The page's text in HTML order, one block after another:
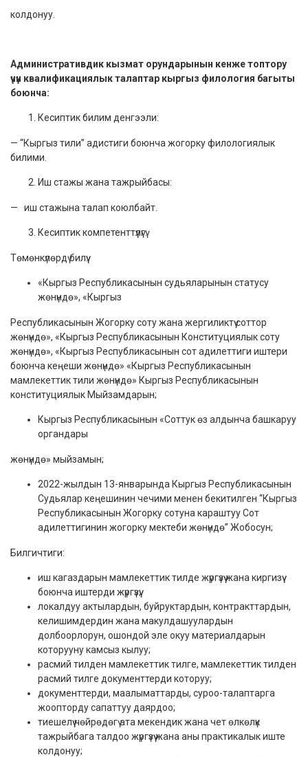
колдонуу.
Административдик кызмат орундарынын кенже топтору
үчүн квалификациялык талаптар кыргыз филология багыты
боюнча:
Кесиптик билим денгээли:
— “Кыргыз тили” адистиги боюнча жогорку филологиялык
билими.
Иш стажы жана тажрыйбасы:
— иш стажына талап коюлбайт.
Кесиптик компетенттүүлүгү:
Төмөнкүлөрдү билүү:
«Кыргыз Республикасынын судьяларынын статусу
жөнүндө», «Кыргыз
Республикасынын Жогорку соту жана жергиликтүү соттор
жөнүндө», «Кыргыз Республикасынын Конституциялык соту
жөнүндө», «Кыргыз Республикасынын сот адилеттиги иштери
боюнча кеңеши жөнүндө» «Кыргыз Республикасынын
мамлекеттик тили жөнүндө» Кыргыз Республикасынын
конституциялык Мыйзамдарын;
Кыргыз Республикасынын «Соттук өз алдынча башкаруу
органдары
жөнүндө» мыйзамын;
2022-жылдын 13-январында Кыргыз Республикасынын
Судьялар кеңешинин чечими менен бекитилген “Кыргыз
Республикасынын Жогорку сотуна караштуу Сот
адилеттигинин жогорку мектеби жөнүндө” Жобосун;
Билгичтиги:
иш кагаздарын мамлекеттик тилде жүргүзүү жана киргизүү
боюнча иштерди жүргүзүү;
локалдуу актылардын, буйруктардын, контракттардын,
келишимдердин жана макулдашуулардын
долбоорлорун, ошондой эле окуу материалдарын
которууну камсыз кылуу;
расмий тилден мамлекеттик тилге, мамлекеттик тилден
расмий тилге документтерди которуу;
документтерди, маалыматтарды, суроо-талаптарга
жоопторду сапаттуу даярдоо;
тиешелүү чөйрөдөгү ата мекендик жана чет өлкөлүк
тажрыйбага талдоо жүргүзүү жана аны практикалык иште
колдонуу;